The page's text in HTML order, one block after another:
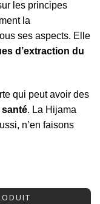
les principes
la
ses aspects. Elle
d’extraction du
qui peut avoir des
. La Hijama
n’en faisons